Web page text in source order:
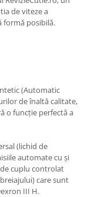
de viteze a
formă posibilă.
(Automatic
de înaltă calitate,
o funcție perfectă a
(lichid de
automate cu și
cuplu controlat
care sunt
III H.